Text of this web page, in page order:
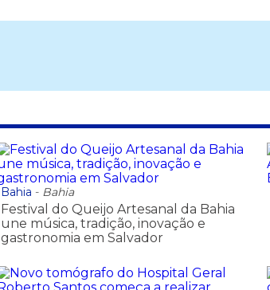
Bahia - Bahia
Festival do Queijo Artesanal da Bahia
une música, tradição, inovação e
gastronomia em Salvador